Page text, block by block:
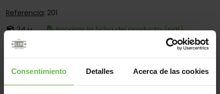
Consentimiento Detalles Acerca de las cookies
Referencia: 201
24 u.
Imprimir la ficha del producto (pdf)
Es:Fija
Cantos:
Cantos Cuadrados Y Redondos
Fijación:Sólo Para Atornillar